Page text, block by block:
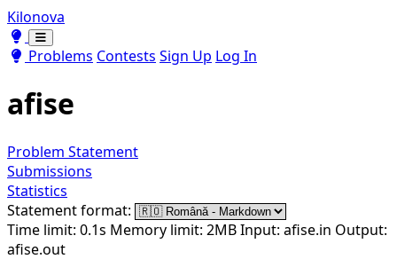
Kilonova
Toggle theme
Toggle theme
Problems Contests Sign Up Log In
afise
Problem Statement
Submissions
Statistics
Statement format:
Time limit: 0.1s Memory limit: 2MBInput: afise.in Output:
afise.out